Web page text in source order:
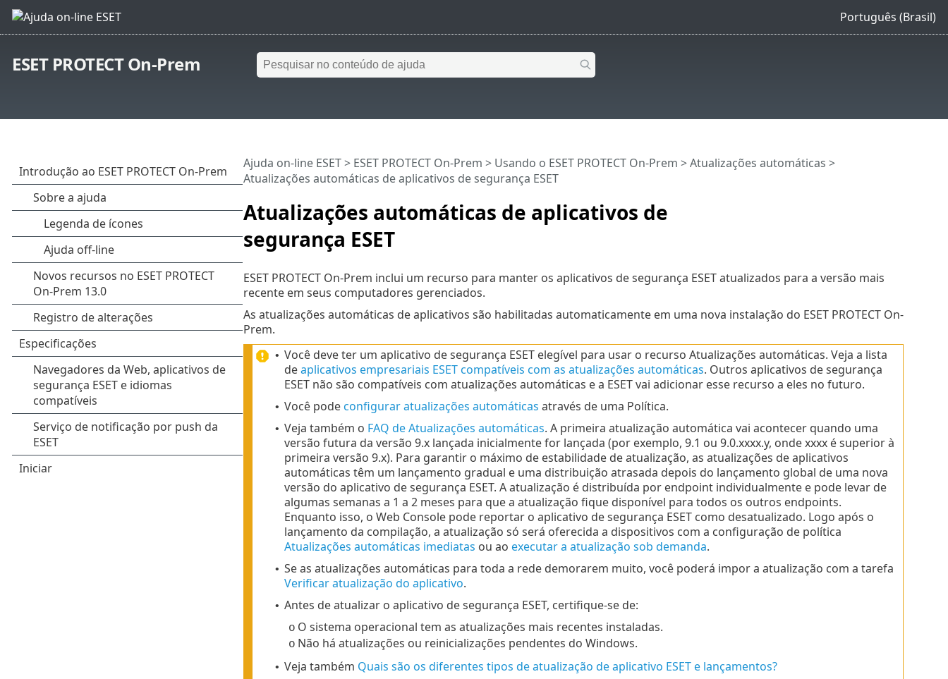
Português (Brasil)
ESET PROTECT On-Prem
Atualizações automáticas de aplicativos de
segurança ESET
Ajuda on-line ESET> ESET PROTECT On-Prem > Usando o ESET PROTECT On-Prem >Atualizações automáticas >
Atualizações automáticas de aplicativos de segurança ESET
ESET PROTECT On-Prem inclui um recurso para manter os aplicativos de segurança ESET atualizados para a versão mais
recente em seus computadores gerenciados.
As atualizações automáticas de aplicativos são habilitadas automaticamente em uma nova instalação do ESET PROTECT On-
Prem.
• Você deve ter um aplicativo de segurança ESET elegível para usar o recurso Atualizações automáticas. Veja a lista
deaplicativos empresariais ESET compatíveis com as atualizações automáticas. Outros aplicativos de segurança
ESET não são compatíveis com atualizações automáticas e a ESET vai adicionar esse recurso a eles no futuro.
• Você podeconfigurar atualizações automáticas através de uma Política.
• Veja também o FAQ de Atualizações automáticas. A primeira atualização automática vai acontecer quando uma
versão futura da versão 9.x lançada inicialmente for lançada (por exemplo, 9.1 ou 9.0.xxxx.y, onde xxxx é superior à
primeira versão 9.x). Para garantir o máximo de estabilidade de atualização, as atualizações de aplicativos
automáticas têm um lançamento gradual e uma distribuição atrasada depois do lançamento global de uma nova
versão do aplicativo de segurança ESET. A atualização é distribuída por endpoint individualmente e pode levar de
algumas semanas a 1 a 2 meses para que a atualização fique disponível para todos os outros endpoints.
Enquanto isso, o Web Console pode reportar o aplicativo de segurança ESET como desatualizado. Logo após o
lançamento da compilação, a atualização só será oferecida a dispositivos com a configuração de política
Atualizações automáticas imediatas ou ao executar a atualização sob demanda.
• Se as atualizações automáticas para toda a rede demorarem muito, você poderá impor a atualização com a tarefa
Verificar atualização do aplicativo.
• Antes de atualizar o aplicativo de segurança ESET, certifique-se de:
o O sistema operacional tem as atualizações mais recentes instaladas.
o Não há atualizações ou reinicializações pendentes do Windows.
• Veja também Quais são os diferentes tipos de atualização de aplicativo ESET e lançamentos?